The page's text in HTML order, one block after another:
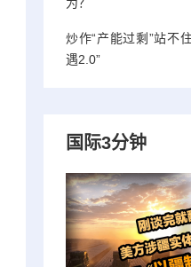
炒作“产能过剩”站不
遇2.0”
国际3分钟